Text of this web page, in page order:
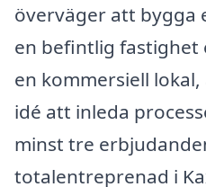
överväger att bygga
en befintlig fastighet
en kommersiell
idé att inleda
minst tre
totalentreprenad i